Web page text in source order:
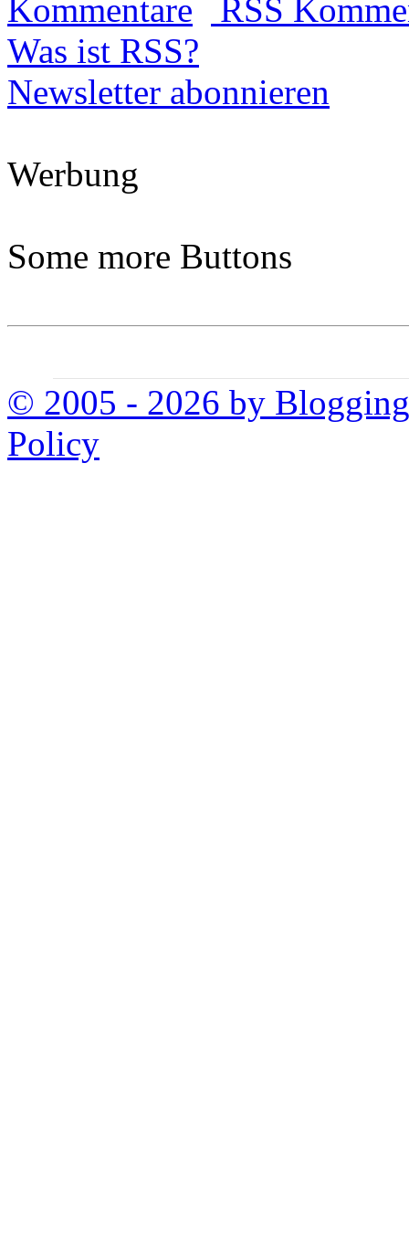
RSS
Was ist RSS?
Newsletter abonnieren
Werbung
Some more Buttons
© 2005 - 2026 by
Policy